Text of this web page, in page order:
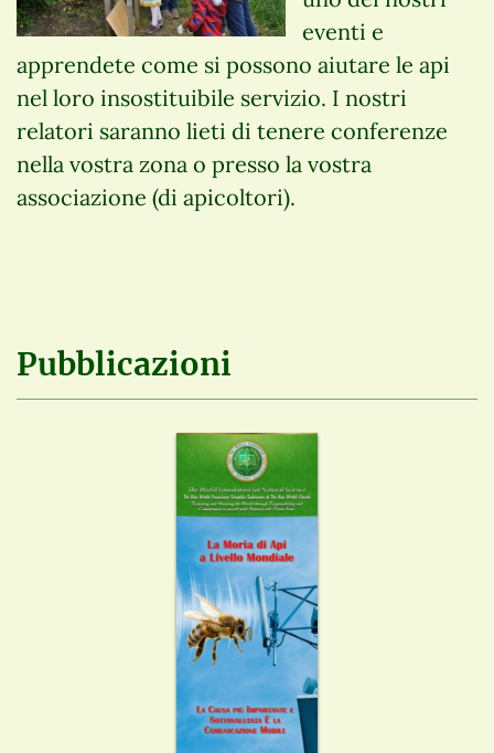
eventi e
apprendete come si possono aiutare le api
nel loro insostituibile servizio. I nostri
relatori saranno lieti di tenere conferenze
nella vostra zona o presso la vostra
associazione (di apicoltori).
Pubblicazioni